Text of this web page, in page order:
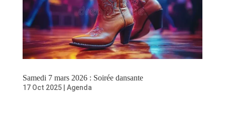
Samedi 7 mars 2026 : Soirée dansante
17 Oct 2025| Agenda